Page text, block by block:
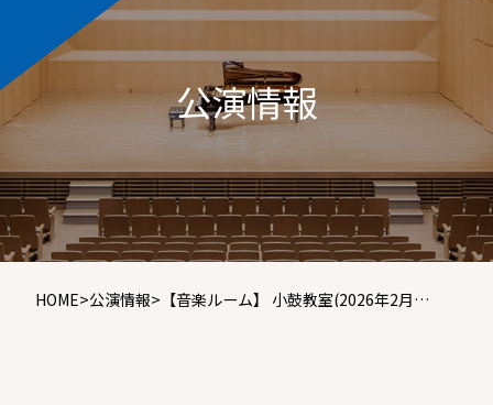
公演情報
HOME>公演情報> 【音楽ルーム】 小鼓教室(2026年2月